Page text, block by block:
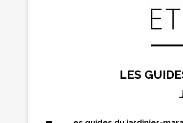
LES